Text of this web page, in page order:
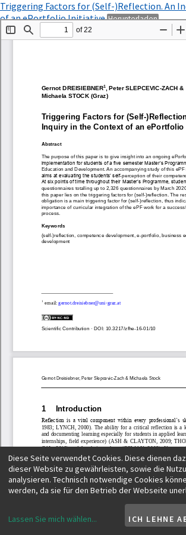
Zu
Artikeldetails
zurückkehren
Triggering Factors for (Self-)Reflection. An
of an ePortfolio InitiativeHerunterladenPDF
Diese Seite verwendet Cookies. Diese dienen
dieser Website zu gewährleisten, sowie die
analysieren. Technisch notwendige Cookies
werden, da sie für den Betrieb der Webseite
Lassen Sie mich wählen... ICH LEHNE